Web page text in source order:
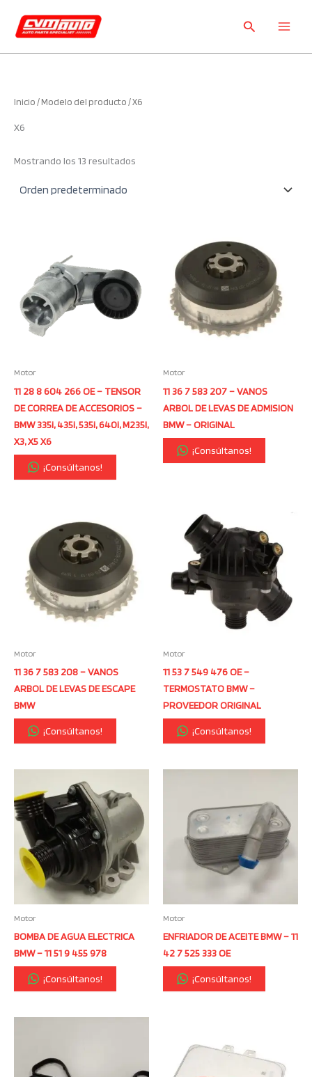
contenido
Buscar
Inicio/ Modelo del producto / X6
X6
Mostrando los 13 resultados
Motor
11 28 8 604 266 OE – TENSOR
DE CORREA DE ACCESORIOS –
BMW 335i, 435i, 535i, 640i, M235I,
X3, X5 X6
¡Consúltanos!
Motor
11 36 7 583 207 – VANOS
ARBOL DE LEVAS DE ADMISION
BMW – ORIGINAL
¡Consúltanos!
Motor
11 36 7 583 208 – VANOS
ARBOL DE LEVAS DE ESCAPE
BMW
¡Consúltanos!
Motor
11 53 7 549 476 OE –
TERMOSTATO BMW –
PROVEEDOR ORIGINAL
¡Consúltanos!
Motor
BOMBA DE AGUA ELECTRICA
BMW – 11 51 9 455 978
¡Consúltanos!
Motor
ENFRIADOR DE ACEITE BMW – 11
42 7 525 333 OE
¡Consúltanos!